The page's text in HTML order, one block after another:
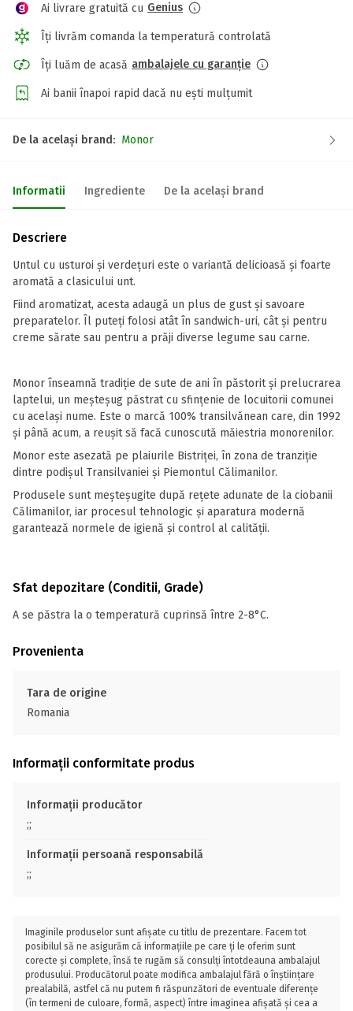
Ai livrare gratuită cu Genius
Îți livrăm comanda la temperatură controlată
Îți luăm de acasă ambalajele cu garanție
Ai banii înapoi rapid dacă nu ești mulțumit
De la același brand: Monor
Informatii Ingrediente De la același brand
Descriere
Untul cu usturoi și verdețuri este o variantă delicioasă și foarte
aromată a clasicului unt.
Fiind aromatizat, acesta adaugă un plus de gust și savoare
preparatelor. Îl puteți folosi atât în sandwich-uri, cât și pentru
creme sărate sau pentru a prăji diverse legume sau carne.
Monor înseamnă tradiție de sute de ani în păstorit și prelucrarea
laptelui, un meșteșug păstrat cu sfințenie de locuitorii comunei
cu același nume. Este o marcă 100% transilvănean care, din 1992
și până acum, a reușit să facă cunoscută măiestria monorenilor.
Monor este asezată pe plaiurile Bistriței, în zona de tranziție
dintre podișul Transilvaniei și Piemontul Călimanilor.
Produsele sunt meșteșugite după rețete adunate de la ciobanii
Călimanilor, iar procesul tehnologic și aparatura modernă
garantează normele de igienă și control al calității.
Sfat depozitare (Conditii, Grade)
A se păstra la o temperatură cuprinsă între 2-8°C.
Provenienta
Tara de origine
Romania
Informații conformitate produs
Informații producător
;;
Informații persoană responsabilă
;;
Imaginile produselor sunt afișate cu titlu de prezentare. Facem tot
posibilul să ne asigurăm că informațiile pe care ți le oferim sunt
corecte și complete, însă te rugăm să consulți întotdeauna ambalajul
produsului. Producătorul poate modifica ambalajul fără o înștiințare
prealabilă, astfel că nu putem fi răspunzători de eventuale diferențe
(în termeni de culoare, formă, aspect) între imaginea afișată și cea a